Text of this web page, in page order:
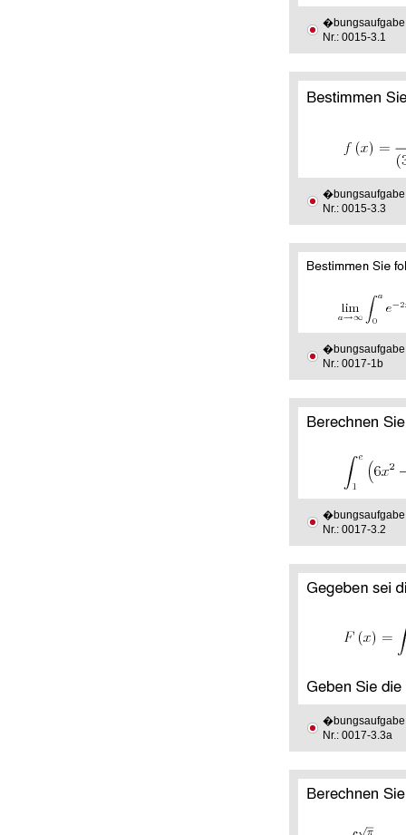
�bungsaufgabe
Nr.: 0015-3.1
�bungsaufgabe
Nr.: 0015-3.3
�bungsaufgabe
Nr.: 0017-1b
�bungsaufgabe
Nr.: 0017-3.2
�bungsaufgabe
Nr.: 0017-3.3a